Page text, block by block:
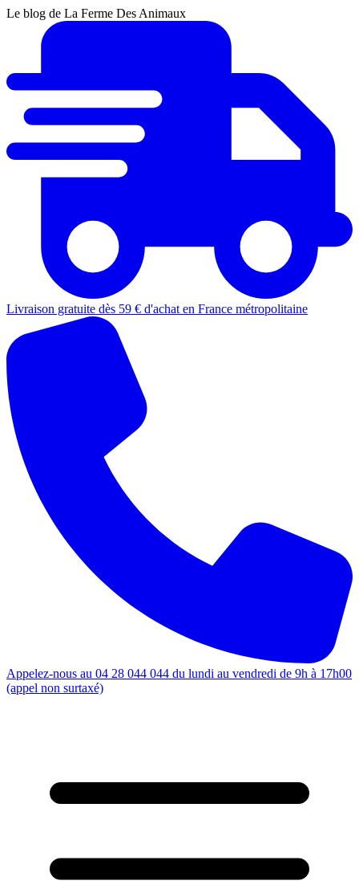
Le blog de La Ferme Des Animaux
Livraison gratuite dès 59 € d'achat en France métropolitaine
Appelez-nous au 04 28 044 044 du lundi au vendredi de 9h à 17h00
(appel non surtaxé)